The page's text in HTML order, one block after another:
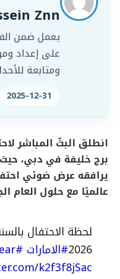
Znn
على إعداد
ومتابعة
2025-12-31
برج خليفة في دبي،
يرافقه عرض ضوئي
عالميًا مع حلول العام
لحظة الاحتفال
2026#الامارات #HappyNewYear
k2f3f8jSac